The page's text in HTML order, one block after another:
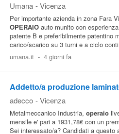
Umana - Vicenza
Per importante azienda in zona Fara
OPERAIO auto munito con
patente B e preferibilmente patentino
carico/scarico su 3 turni e a ciclo
umana.it - 4 giorni fa
Addetto/a produzione
adecco - Vicenza
Metalmeccanico Industria, operaio
mensile e' pari a 1931,78€ con un
Sei interessato/a? Candidati a questo